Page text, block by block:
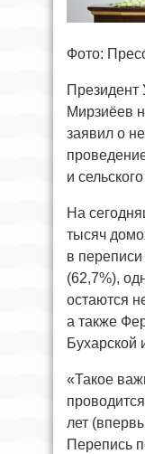
Фото:
Президент
Мирзиёев
заявил о
и
На
тысяч
в
(62,7%),
остаются
а также
Бухарской
«Такое
лет
Перепись